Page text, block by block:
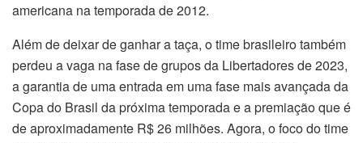
americana na temporada de 2012.
Além de deixar de ganhar a taça, o time brasileiro também
perdeu a vaga na fase de grupos da Libertadores de 2023,
a garantia de uma entrada em uma fase mais avançada da
Copa do Brasil da próxima temporada e a premiação que é
de aproximadamente R$ 26 milhões. Agora, o foco do time